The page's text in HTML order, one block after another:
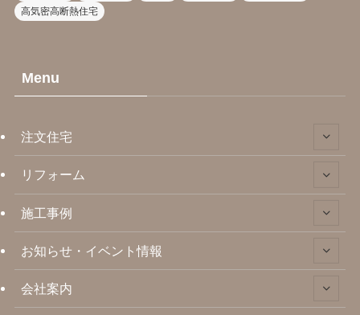
高気密高断熱住宅
Menu
注文住宅
リフォーム
施工事例
お知らせ・イベント情報
会社案内